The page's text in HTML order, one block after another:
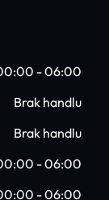
- 06:00
Brak handlu
Brak handlu
- 06:00
- 06:00